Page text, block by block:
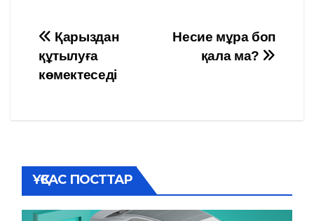
Навигация
по
Несие мұра боп
қала ма?
Қарыздан
құтылуға
көмектеседі
ҰҚСАС ПОСТТАР